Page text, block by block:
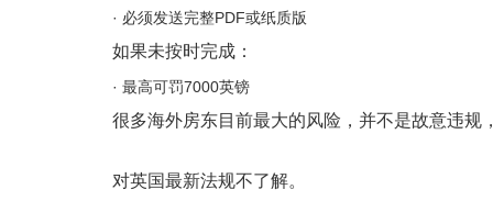
· 必须发送完整PDF或纸质版
如果未按时完成：
· 最高可罚7000英镑
很多海外房东目前最大的风险，并不是故意违规
对英国最新法规不了解。